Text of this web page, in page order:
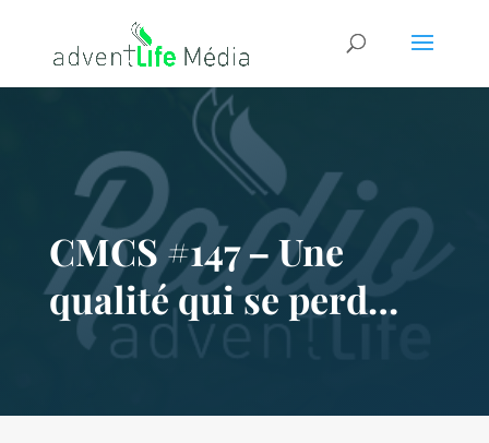
CMCS #147 – Une
qualité qui se perd…